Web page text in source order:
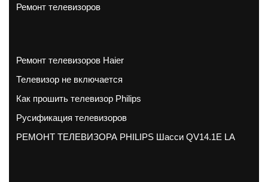
Ремонт телевизоров
Ремонт телевизоров Haier
Телевизор не включается
Как прошить телевизор Philips
Русификация телевизоров
РЕМОНТ ТЕЛЕВИЗОРА PHILIPS Шасси QV14.1E LA